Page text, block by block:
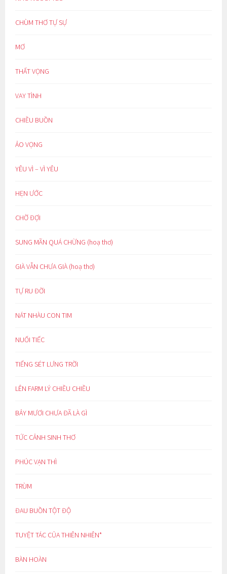
CHÙM THƠ TỰ SỰ
MƠ
THẤT VỌNG
VAY TÌNH
CHIỀU BUỒN
ẢO VỌNG
YÊU VÌ – VÌ YÊU
HẸN ƯỚC
CHỜ ĐỢI
SUNG MÃN QUÁ CHỪNG (hoạ thơ)
GIÀ VẪN CHƯA GIÀ (hoạ thơ)
TỰ RU ĐỜI
NÁT NHÀU CON TIM
NUỐI TIẾC
TIẾNG SÉT LƯNG TRỜI
LÊN FARM LÝ CHIỀU CHIỀU
BẢY MƯƠI CHƯA ĐÃ LÀ GÌ
TỨC CẢNH SINH THƠ
PHÚC VẠN THÌ
TRÙM
ĐAU BUỒN TỘT ĐỘ
TUYỆT TÁC CỦA THIÊN NHIÊN*
BÀN HOÀN